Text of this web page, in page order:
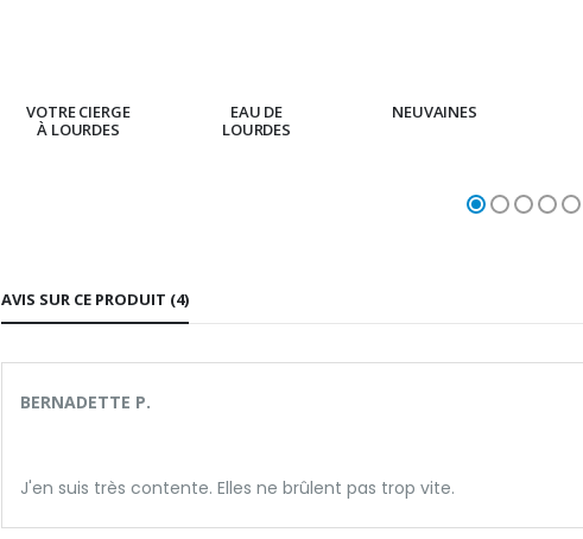
VOTRE CIERGE
À LOURDES
EAU DE
LOURDES
NEUVAINES
AVIS SUR CE PRODUIT (4)
BERNADETTE P.
J'en suis très contente. Elles ne brûlent pas trop vite.